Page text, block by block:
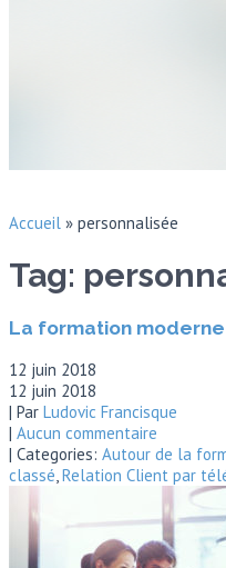
Accueil » personnalisée
Tag:
La formation moderne
12 juin 2018
12 juin 2018
| Par Ludovic Francisque
| Aucun commentaire
| Categories: Autour de la
classé Relation Client par